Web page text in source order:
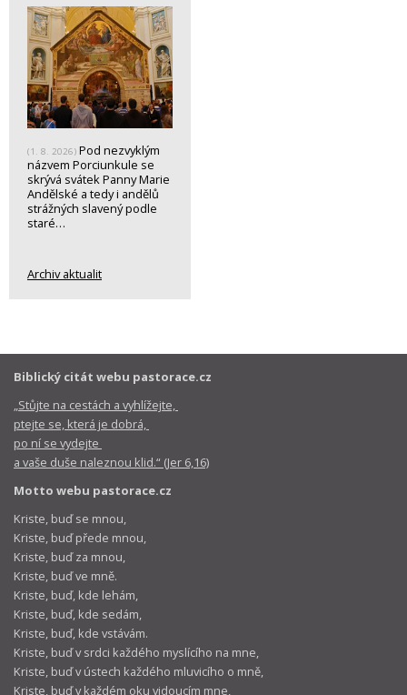
(1. 8. 2026) Pod nezvyklým
názvem Porciunkule se
skrývá svátek Panny Marie
Andělské a tedy i andělů
strážných slavený podle
staré…
Archiv aktualit
Biblický citát webu pastorace.cz
„Stůjte na cestách a vyhlížejte,
ptejte se, která je dobrá,
po ní se vydejte
a vaše duše naleznou klid.“ (Jer 6,16)
Motto webu pastorace.cz
Kriste, buď se mnou,
Kriste, buď přede mnou,
Kriste, buď za mnou,
Kriste, buď ve mně.
Kriste, buď, kde lehám,
Kriste, buď, kde sedám,
Kriste, buď, kde vstávám.
Kriste, buď v srdci každého myslícího na mne,
Kriste, buď v ústech každého mluvicího o mně,
Kriste, buď v každém oku vidoucím mne,